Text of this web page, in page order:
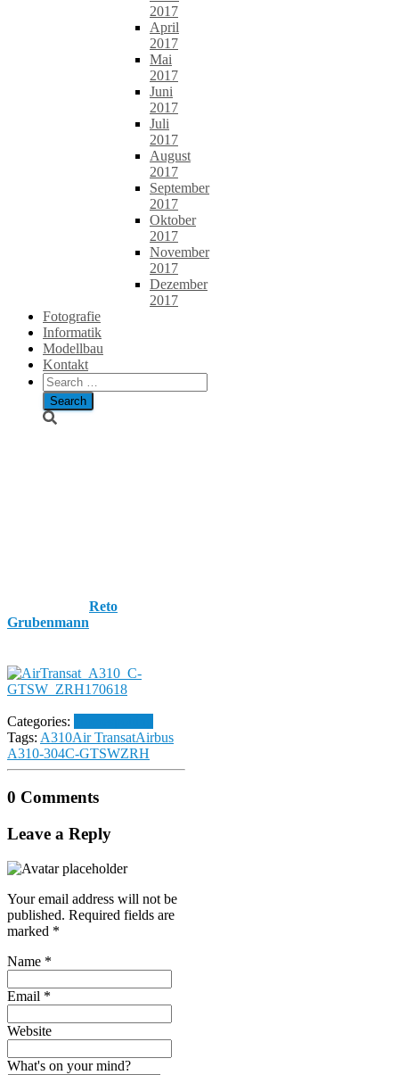
2017
April
2017
Mai
2017
Juni
2017
Juli
2017
August
2017
September
2017
Oktober
2017
November
2017
Dezember
2017
Fotografie
Informatik
Modellbau
Kontakt
Search
for:
Reto
Grubenmann
Categories:
Tags: A310Air TransatAirbus
A310-304C-GTSWZRH
0 Comments
Leave a Reply
Your email address will not be
published. Required fields are
marked *
Name *
Email *
Website
What's on your mind?